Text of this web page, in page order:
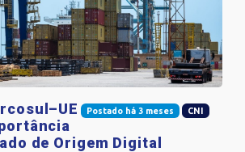
Postado há 3 meses CNI
de Origem Digital